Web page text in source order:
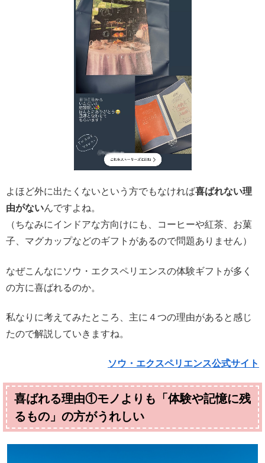
よほど外に出たくないという方でもなければ喜ばれない理
由がないんですよね。
（ちなみにインドアな方向けにも、コーヒーや紅茶、お菓
子、マグカップなどのギフトがあるので問題ありません）
なぜこんなにソウ・エクスペリエンスの体験ギフトが多く
の方に喜ばれるのか。
私なりに考えてみたところ、主に４つの理由があると感じ
たので解説していきますね。
ソウ・エクスペリエンス公式サイト
喜ばれる理由①モノよりも「体験や記憶に残
るもの」の方がうれしい